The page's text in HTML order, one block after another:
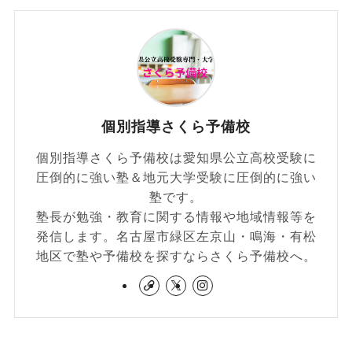
個別指導さくら予備校
個別指導さくら予備校は愛知県公立高校受験に
圧倒的に強い塾＆地元大学受験に圧倒的に強い
塾です。
塾長が勉強・教育に関する情報や地域情報等を
発信します。名古屋市緑区左京山・鳴海・有松
地区で塾や予備校を探すならさくら予備校へ。